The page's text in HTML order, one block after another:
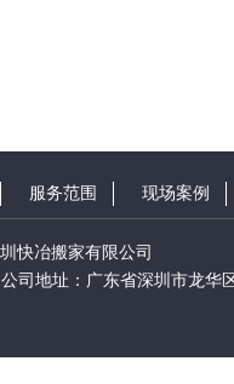
服务范围 现场案例
快冶搬家有限公司
司地址：广东省深圳市龙华